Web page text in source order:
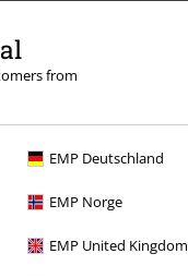
from
EMP Deutschland
EMP Norge
EMP United Kingdom